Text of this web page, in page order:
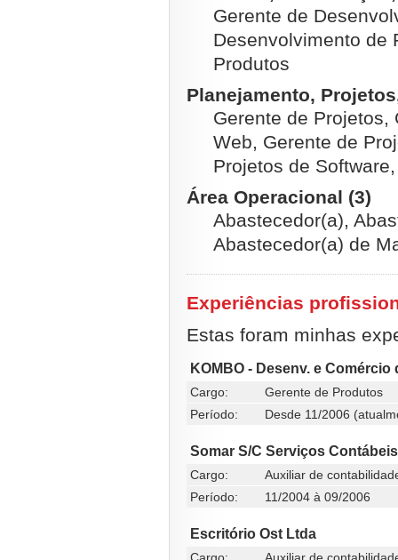
Gerente de
Desenvolvimento de
Produtos
Planejamento,
Gerente de Projetos,
Web, Gerente de
Projetos de
Área Operacional (3)
Abastecedor(a),
Abastecedor(a) de
Experiências
Estas foram minhas
KOMBO - Desenv. e
Cargo:
Gerente de Produtos
Período:
Desde 11/2006
Somar S/C Serviços
Cargo:
Auxiliar de
Período:
11/2004 à 09/2006
Escritório Ost Ltda